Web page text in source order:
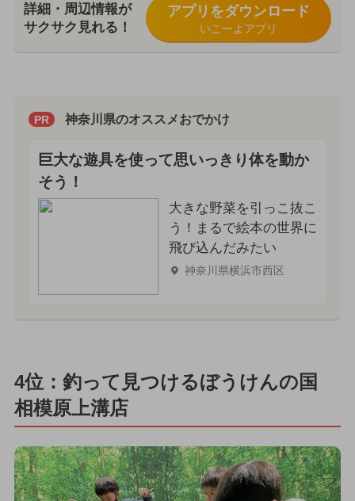
詳細・周辺情報が
サクサク見れる！
アプリをダウンロード
いこーよアプリ
PR 神奈川県のオススメおでかけ
巨大な遊具を使って思いっきり体を動か
そう！
大きな野菜を引っこ抜こ
う！まるで絵本の世界に
飛び込んだみたい
神奈川県横浜市西区
4位：釣って見つけるぼうけんの国
相模原上溝店